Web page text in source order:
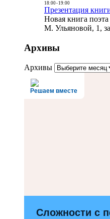
18:00- 19:00
Презентация
Новая книга
М. Ульяновой, 1,
Архивы
Архивы
Решаем вместе
Сложности с